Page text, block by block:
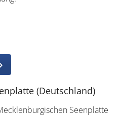
(Deutschland)